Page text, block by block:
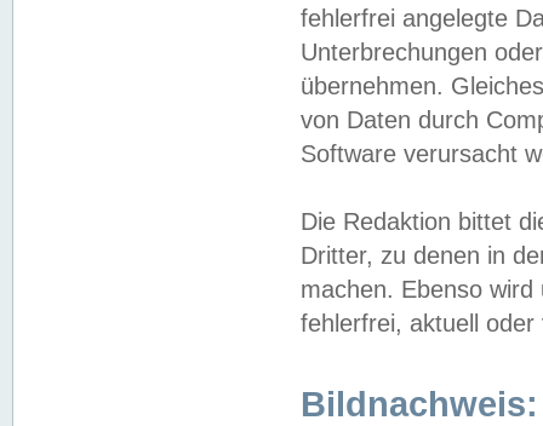
fehlerfrei angelegte
Unterbrechungen
übernehmen.
von Daten durch
Software verursacht
Die Redaktion bittet
Dritter, zu denen in
machen. Ebenso
fehlerfrei, aktuell oder
Bildnachweis: